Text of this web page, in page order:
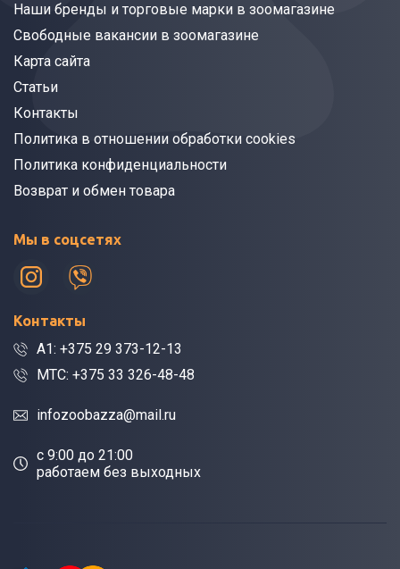
Наши бренды и торговые марки в зоомагазине
Свободные вакансии в зоомагазине
Карта сайта
Статьи
Контакты
Политика в отношении обработки cookies
Политика конфиденциальности
Возврат и обмен товара
Мы в соцсетях
Контакты
A1: +375 29 373-12-13
МТС: +375 33 326-48-48
infozoobazza@mail.ru
c 9:00 до 21:00
работаем без выходных